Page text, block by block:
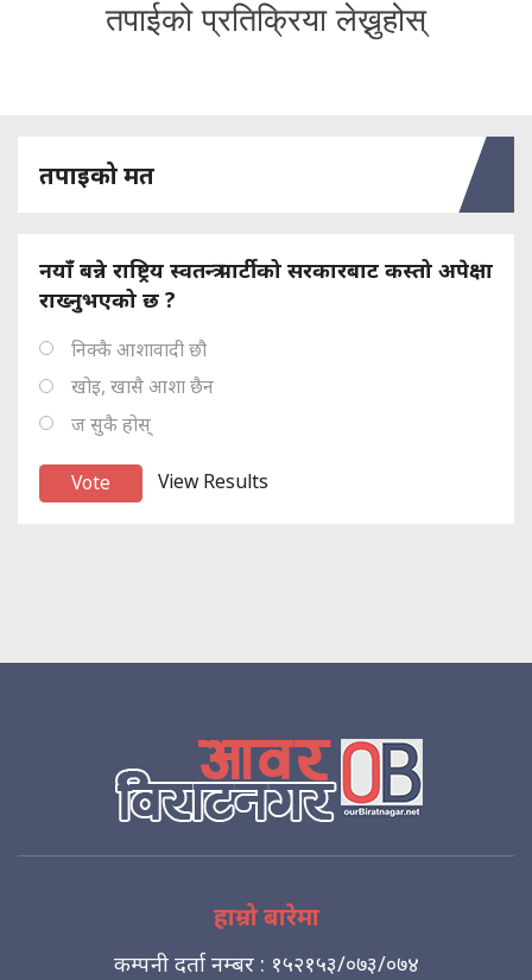
तपाईको प्रतिक्रिया लेख्नुहोस्
तपाइको मत
नयाँ बन्ने राष्ट्रिय स्वतन्त्र पार्टीको सरकारबाट कस्तो अपेक्षा
राख्नुभएको छ ?
निक्कै आशावादी छौ
खोइ, खासै आशा छैन
ज सुकै होस्
View Results
हाम्रो बारेमा
कम्पनी दर्ता नम्बर : १५२१५३/०७३/०७४